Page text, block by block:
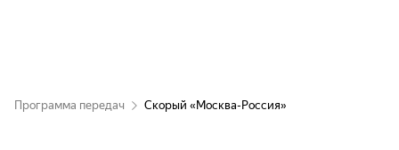
Программа передач Скорый «Москва-Россия»